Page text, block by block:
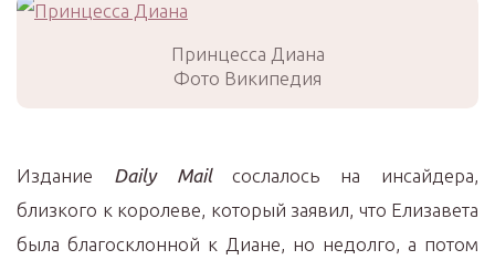
Принцесса Диана
Фото Википедия
Издание Daily Mailсослалось на инсайдера,
близкого к королеве, который заявил, что Елизавета
была благосклонной к Диане, но недолго, а потом